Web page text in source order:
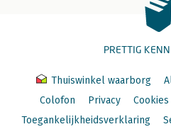
PRETTIG
Thuiswinkel waarborg
Colofon
Privacy Cookies
Toegankelijkheidsverklaring